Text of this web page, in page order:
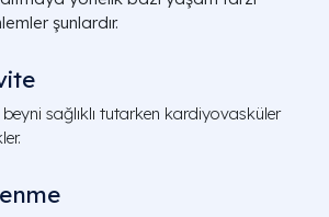
şunlardır.
beyni sağlıklı tutarken kardiyovasküler